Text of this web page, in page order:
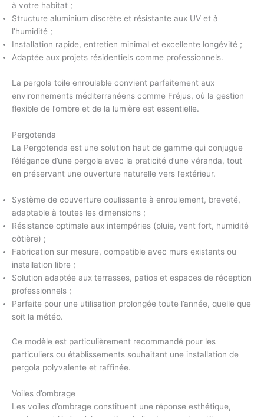
à votre habitat ;
Structure aluminium discrète et résistante aux UV et à
l’humidité ;
Installation rapide, entretien minimal et excellente longévité ;
Adaptée aux projets résidentiels comme professionnels.
La pergola toile enroulable convient parfaitement aux
environnements méditerranéens comme Fréjus, où la gestion
flexible de l’ombre et de la lumière est essentielle.
Pergotenda
La Pergotenda est une solution haut de gamme qui conjugue
l’élégance d’une pergola avec la praticité d’une véranda, tout
en préservant une ouverture naturelle vers l’extérieur.
Système de couverture coulissante à enroulement, breveté,
adaptable à toutes les dimensions ;
Résistance optimale aux intempéries (pluie, vent fort, humidité
côtière) ;
Fabrication sur mesure, compatible avec murs existants ou
installation libre ;
Solution adaptée aux terrasses, patios et espaces de réception
professionnels ;
Parfaite pour une utilisation prolongée toute l’année, quelle que
soit la météo.
Ce modèle est particulièrement recommandé pour les
particuliers ou établissements souhaitant une installation de
pergola polyvalente et raffinée.
Voiles d’ombrage
Les voiles d’ombrage constituent une réponse esthétique,